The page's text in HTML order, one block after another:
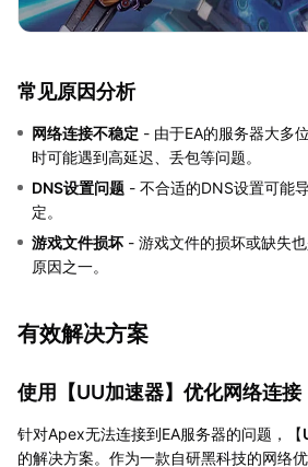
常见原因分析
网络连接不稳定 - 由于EA的服务器大多
时可能遇到高延迟、丢包等问题。
DNS设置问题 - 不合适的DNS设置可能
定。
游戏文件损坏 - 游戏文件的损坏或缺失
原因之一。
有效解决方案
使用【UU加速器】优化网络连接
针对Apex无法连接到EA服务器的问题，【
的解决方案。作为一款自研黑科技的网络